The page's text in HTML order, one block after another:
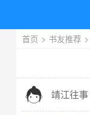
首页 > 书友推荐 >
 靖江往事